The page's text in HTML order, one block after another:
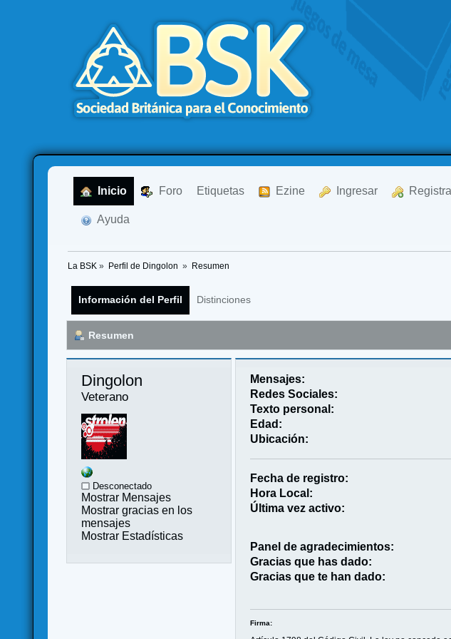
Inicio Foro Etiquetas Ezine Ingresar
Ayuda
La BSK » Perfil de Dingolon » Resumen
Información del Perfil Distinciones
Resumen
Dingolon
Veterano
Desconectado
Mostrar Mensajes
Mostrar gracias en los
mensajes
Mostrar Estadísticas
Mensajes:
Redes Sociales:
Texto personal:
Edad:
Ubicación:
Fecha de registro:
Hora Local:
Última vez activo:
Panel de agradecimientos:
Gracias que has dado:
Gracias que te han dado:
Firma: